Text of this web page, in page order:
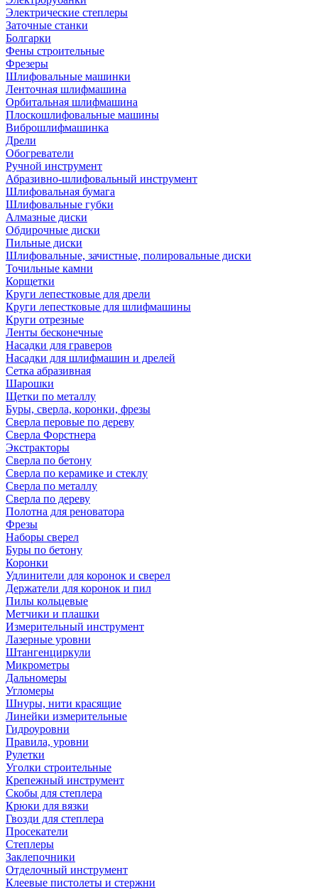
Электрические степлеры
Заточные станки
Болгарки
Фены строительные
Фрезеры
Шлифовальные машинки
Ленточная шлифмашина
Орбитальная шлифмашина
Плоскошлифовальные машины
Виброшлифмашинка
Дрели
Обогреватели
Ручной инструмент
Абразивно-шлифовальный инструмент
Шлифовальная бумага
Шлифовальные губки
Алмазные диски
Обдирочные диски
Пильные диски
Шлифовальные, зачистные, полировальные диски
Точильные камни
Корщетки
Круги лепестковые для дрели
Круги лепестковые для шлифмашины
Круги отрезные
Ленты бесконечные
Насадки для граверов
Насадки для шлифмашин и дрелей
Сетка абразивная
Шарошки
Щетки по металлу
Буры, сверла, коронки, фрезы
Сверла перовые по дереву
Сверла Форстнера
Экстракторы
Сверла по бетону
Сверла по керамике и стеклу
Сверла по металлу
Сверла по дереву
Полотна для реноватора
Фрезы
Наборы сверел
Буры по бетону
Коронки
Удлинители для коронок и сверел
Держатели для коронок и пил
Пилы кольцевые
Метчики и плашки
Измерительный инструмент
Лазерные уровни
Штангенциркули
Микрометры
Дальномеры
Угломеры
Шнуры, нити красящие
Линейки измерительные
Гидроуровни
Правила, уровни
Рулетки
Уголки строительные
Крепежный инструмент
Скобы для степлера
Крюки для вязки
Гвозди для степлера
Просекатели
Степлеры
Заклепочники
Отделочный инструмент
Клеевые пистолеты и стержни